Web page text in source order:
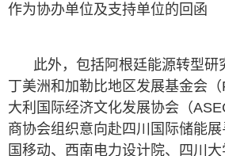
作为协办单位及支持单位的回函
此外，包括阿根廷能源转型研
丁美洲和加勒比地区发展基金会
⼤利国际经济⽂化发展协会（
商协会组织意向赴四川国际储能
国移动、西南电力设计院、四川